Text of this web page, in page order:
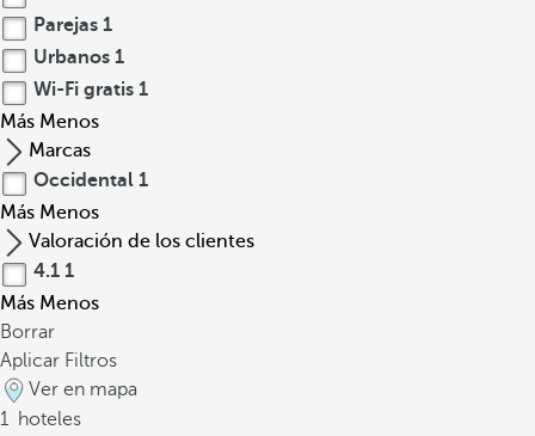
Parejas 1
Urbanos 1
Wi-Fi gratis 1
Más Menos
Marcas
Occidental 1
Más Menos
Valoración de los clientes
4.1 1
Más Menos
Borrar
Aplicar Filtros
Ver en mapa
1 hoteles